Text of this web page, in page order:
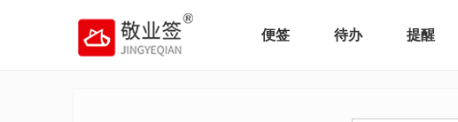
便签 待办 提醒